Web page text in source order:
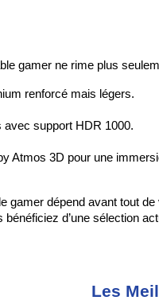
gamer ne rime plus
renforcé mais légers.
avec support HDR 1000.
Atmos 3D pour une
gamer dépend avant tout
bénéficiez d’une sélection
Les